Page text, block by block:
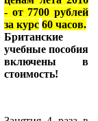
- от 7700 рублей
за курс 60 часов.
Британские
учебные пособия
включены в
стоимость!